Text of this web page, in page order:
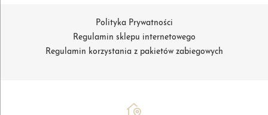
Polityka Prywatności
Regulamin sklepu internetowego
Regulamin korzystania z pakietów zabiegowych